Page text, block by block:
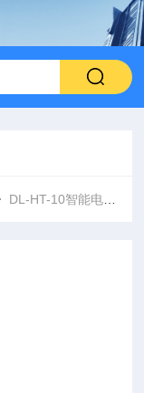
DL-HT-10智能电缆故障测试仪